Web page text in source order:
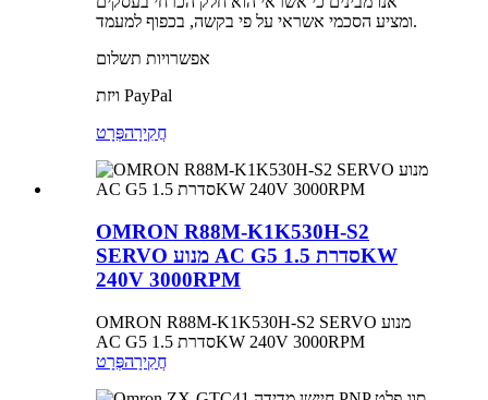
ומציע הסכמי אשראי על פי בקשה, בכפוף למעמד.
אפשרויות תשלום
ויזת PayPal
חֲקִירָהפְּרָט
OMRON R88M-K1K530H-S2
SERVO מנוע AC G5 סדרת 1.5KW
240V 3000RPM
OMRON R88M-K1K530H-S2 SERVO מנוע
AC G5 סדרת 1.5KW 240V 3000RPM
חֲקִירָהפְּרָט